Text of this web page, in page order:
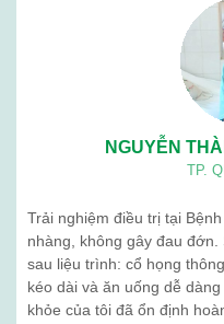
NGUYỄN
TP.
Trải nghiệm điều trị tại
nhàng, không gây đau
sau liệu trình: cổ họng
kéo dài và ăn uống dễ
khỏe của tôi đã ổn định